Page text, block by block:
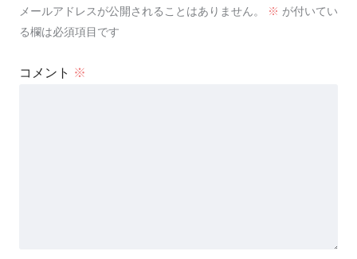
メールアドレスが公開されることはありません。 ※ が付いてい
る欄は必須項目です
コメント ※